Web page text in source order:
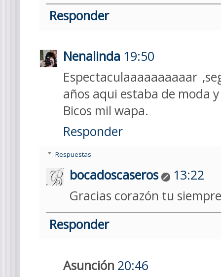
Responder
Nenalinda 19:50
Espectaculaaaaaaaaaar
años aqui estaba de moda
Bicos mil wapa.
Responder
Respuestas
bocadoscaseros
13:22
Gracias corazón tu
Responder
Asunción 20:46